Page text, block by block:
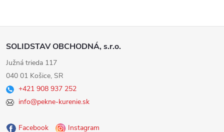
Z
á
p
ä
SOLIDSTAV OBCHODNÁ, s.r.o.
Južná trieda 117
040 01 Košice, SR
+421 908 937 252
info@pekne-kurenie.sk
Facebook Instagram